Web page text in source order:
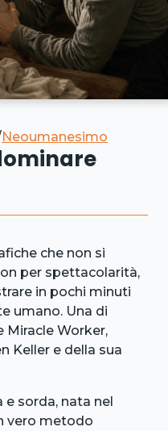
Neoumanesimo
che non si
per spettacolarità,
in pochi minuti
umano. Una di
Miracle Worker,
Keller e della sua
e sorda, nata nel
vero metodo